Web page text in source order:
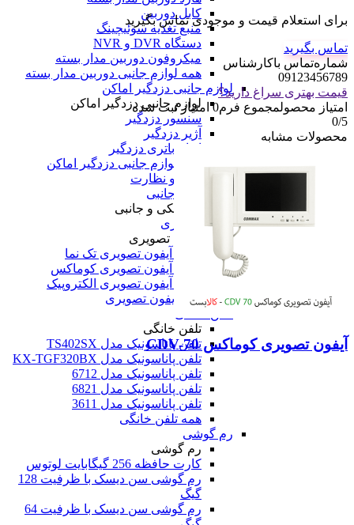
کابل دوربین
منبع تغذیه سوئیچینگ
دستگاه DVR و NVR
میکروفون دوربین مدار بسته
همه لوازم جانبی دوربین مدار بسته
لوازم جانبی دزدگیر اماکن
لوازم جانبی دزدگیر اماکن
سنسور دزدگیر
آژیر دزدگیر
انواع باتری دزدگیر
همه لوازم جانبی دزدگیر اماکن
همه امنیت و نظارت
لوازم الکتریکی و جانبی
لوازم الکتریکی و جانبی
آیفون تصویری
آیفون تصویری
پنل و آیفون تصویری تک نما
پنل و آیفون تصویری کوماکس
پنل و آیفون تصویری الکتروپیک
همه آیفون تصویری
تلفن خانگی
تلفن پاناسونیک مدل TS402SX
تلفن پاناسونیک مدل KX-TGF320BX
تلفن پاناسونیک مدل 6712
تلفن پاناسونیک مدل 6821
تلفن پاناسونیک مدل 3611
همه تلفن خانگی
رم گوشی
رم گوشی
کارت حافظه 256 گیگابایت لوتوس
رم گوشی سن دیسک با ظرفیت 128
گیگ
رم گوشی سن دیسک با ظرفیت 64
برای استعلام قیمت و موجودی تماس بگیرید
تماس بگیرید
شماره‌تماس‌ با‌کارشناس
09123456789
قیمت بهتری سراغ دارید؟
امتیاز محصولمجموع فرم0امتیاز ثبت شده
0/5
محصولات مشابه
آیفون تصویری کوماکس CDV-70